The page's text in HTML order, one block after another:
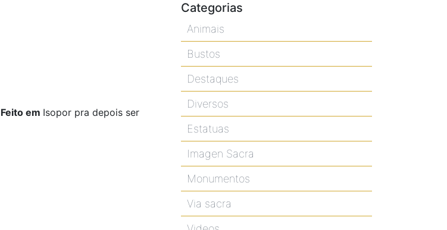
em Isopor pra depois ser
Categorias
Animais
Bustos
Destaques
Diversos
Estatuas
Imagen Sacra
Monumentos
Via sacra